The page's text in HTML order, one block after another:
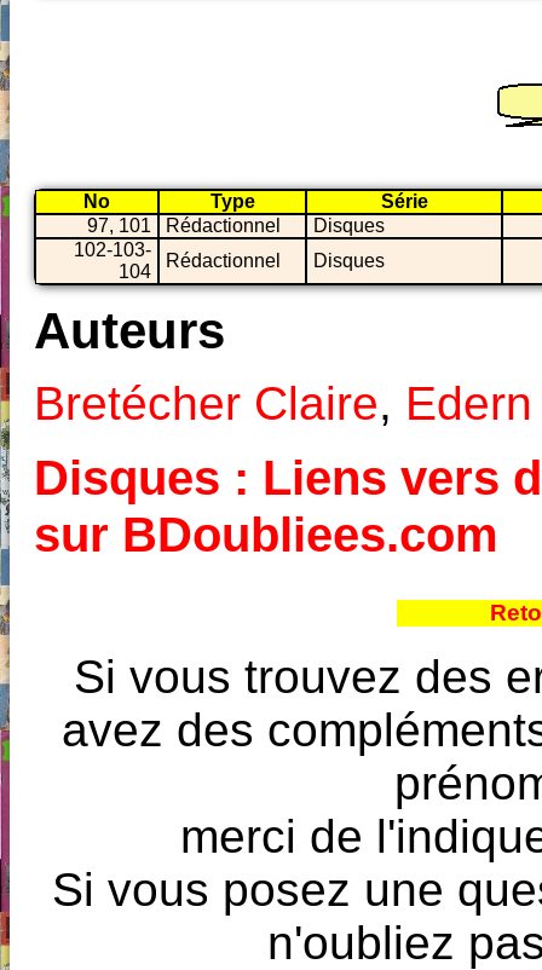
No Type
Série
97, 101
Rédactionnel
Disques
102-103-
104
Rédactionnel Disques
Auteurs
Bretécher Claire,
Disques : Liens vers
sur BDoubliees.com
Si vous trouvez des
avez des
merci de
Si vous posez une
n'oubliez